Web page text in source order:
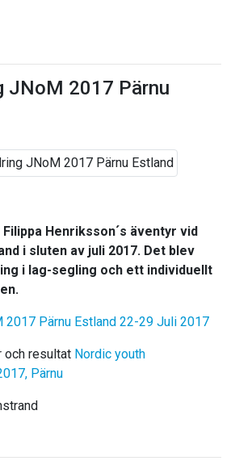
JNoM 2017 Pärnu
Henriksson´s äventyr vid
i sluten av juli 2017. Det blev
i lag-segling och ett individuellt
2017 Pärnu Estland 22-29 Juli 2017
och resultat Nordic youth
Pärnu